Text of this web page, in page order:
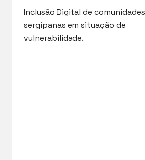
Inclusão Digital de comunidades
sergipanas em situação de
vulnerabilidade.